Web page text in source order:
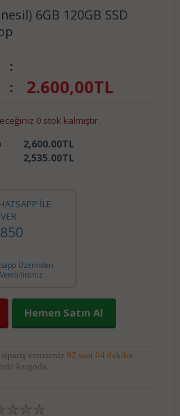
6GB 120GB SSD
:
: 2.600,00TL
0 stok kalmıştır.
: 2,600.00TL
: 2,535.00TL
İLE
Üzerinden
Hemen Satın Al
verirseniz 92 saat 03 dakika
kargoda.